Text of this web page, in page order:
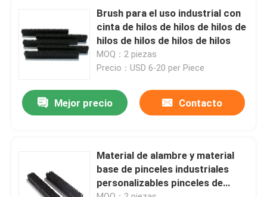
Contacto
Cinturón de pincel industrial
Las demás máquinas y aparatos para la fabricación
Brushes de rodillos industriales
Brush para el uso industrial con
cinta de hilos de hilos de hilos de
hilos de hilos de hilos de hilos
MOQ：2 piezas
Precio：USD 6-20 per Piece
Mejor precio Contacto
Material de alambre y material
base de pinceles industriales
personalizables pinceles de